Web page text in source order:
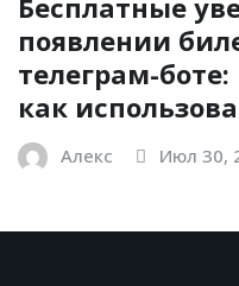
появлении
телеграм-боте:
как
Алекс Июл 30,